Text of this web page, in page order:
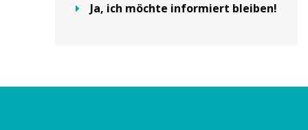
Ja, ich möchte informiert bleiben!